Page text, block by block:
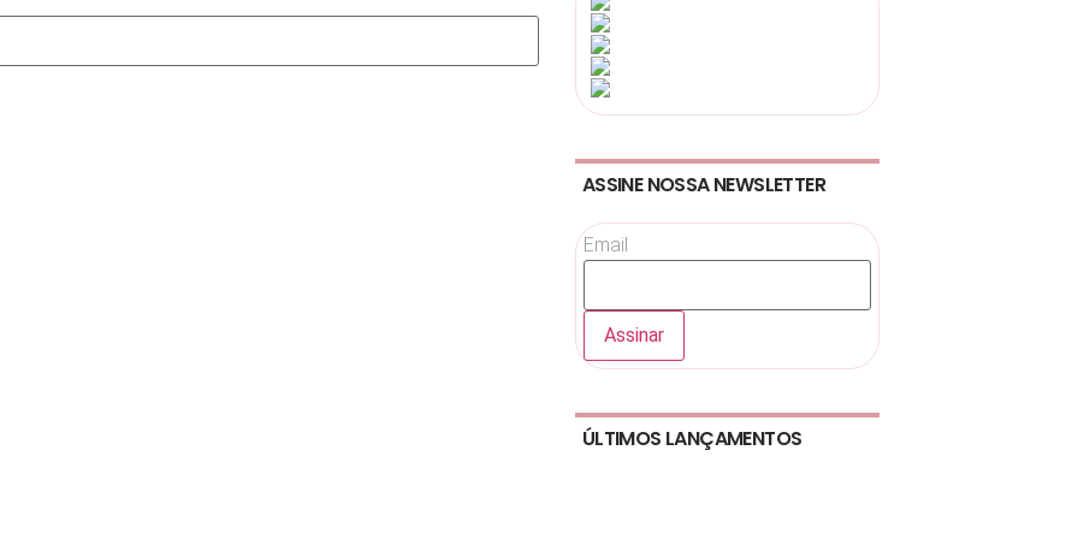
ASSINE NOSSA NEWSLETTER
Email
ÚLTIMOS LANÇAMENTOS